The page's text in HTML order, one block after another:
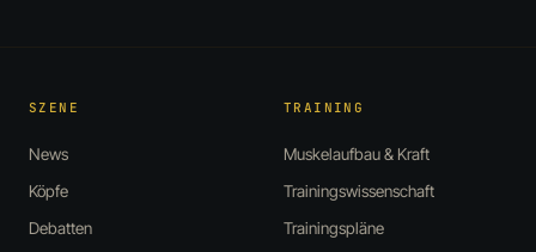
SZENE
News
Köpfe
Debatten
TRAINING
Muskelaufbau & Kraft
Trainingswissenschaft
Trainingspläne